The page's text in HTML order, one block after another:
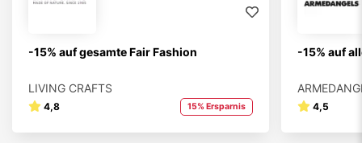
-15% auf gesamte Fair Fashion
LIVING CRAFTS
4,8 15% Ersparnis
-15% auf
4,5